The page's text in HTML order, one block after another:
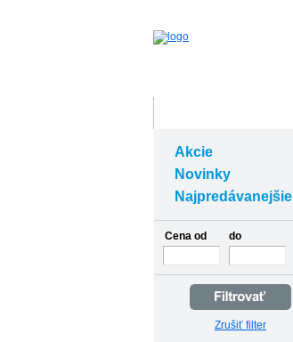
Akcie
Novinky
Najpredávanejšie
Cena od do
Zrušiť filter